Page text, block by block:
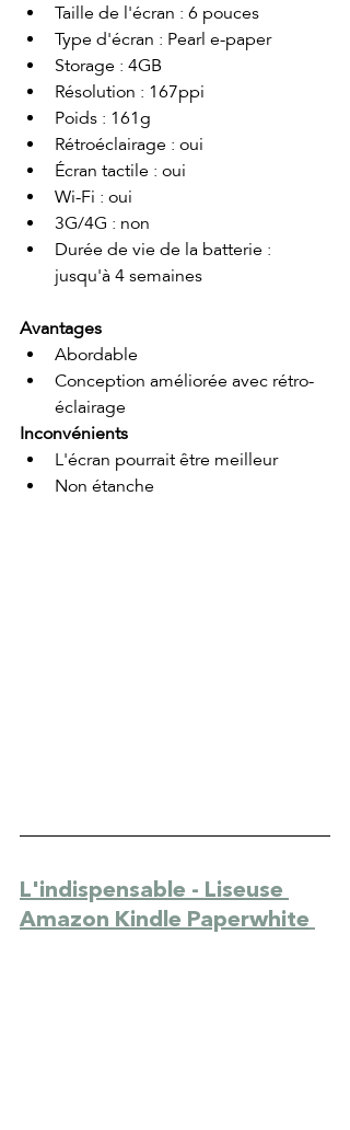
Taille de l'écran : 6 pouces
Type d'écran : Pearl e-paper
Storage : 4GB
Résolution : 167ppi
Poids : 161g
Rétroéclairage : oui
Écran tactile : oui
Wi-Fi : oui
3G/4G : non
Durée de vie de la batterie :
jusqu'à 4 semaines
Avantages
Abordable
Conception améliorée avec rétro-
éclairage
Inconvénients
L'écran pourrait être meilleur
Non étanche
L'indispensable - Liseuse
Amazon Kindle Paperwhite